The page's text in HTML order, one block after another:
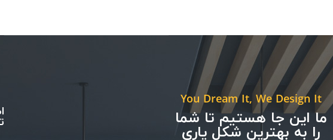
You Dream It, We Design It
ما این جا هستیم تا شما
را به بهترین شکل یاری